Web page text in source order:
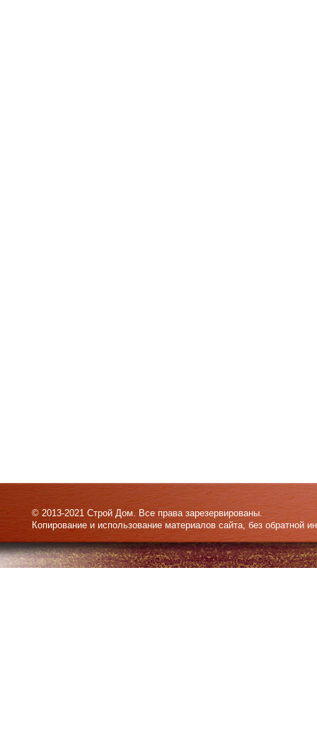
© 2013-2021 Строй Дом. Все права зарезервированы.
Копирование и использование материалов сайта, без обратной